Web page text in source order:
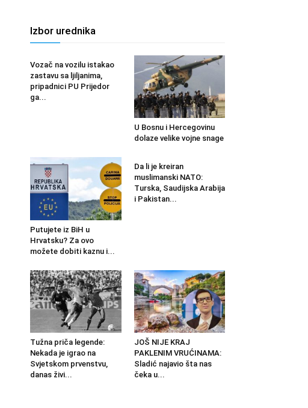
Izbor urednika
Vozač na vozilu istakao
zastavu sa ljiljanima,
pripadnici PU Prijedor
ga...
U Bosnu i Hercegovinu
dolaze velike vojne snage
Putujete iz BiH u
Hrvatsku? Za ovo
možete dobiti kaznu i...
Da li je kreiran
muslimanski NATO:
Turska, Saudijska Arabija
i Pakistan...
Tužna priča legende:
Nekada je igrao na
Svjetskom prvenstvu,
danas živi...
JOŠ NIJE KRAJ
PAKLENIM VRUĆINAMA:
Sladić najavio šta nas
čeka u...